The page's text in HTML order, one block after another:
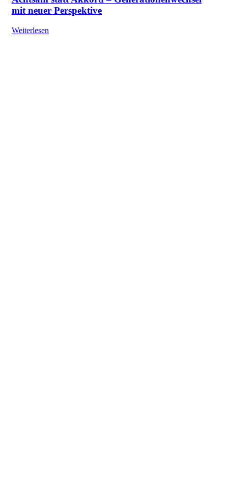
mit neuer Perspektive
Weiterlesen